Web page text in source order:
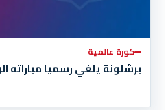
كورة عالمية
برشلونة يلغي رسميا مباراته